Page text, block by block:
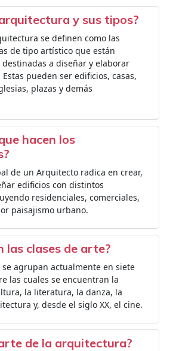
y sus tipos?
se definen como las
de tipo artístico que están
a diseñar y elaborar
pueden ser edificios, casas,
plazas y demás
hacen los
de un Arquitecto radica en crear,
edificios con distintos
residenciales, comerciales,
paisajismo urbano.
las clases de arte?
se agrupan actualmente en siete
las cuales se encuentran la
la literatura, la danza, la
y, desde el siglo XX, el cine.
de la arquitectura?